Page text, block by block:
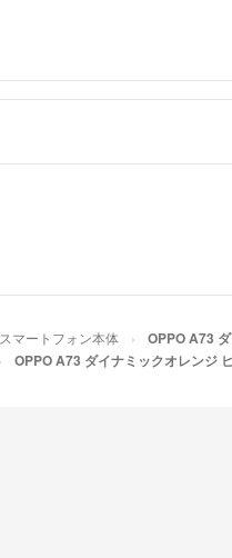
スマートフォン本体 OPPO A73
OPPO A73 ダイナミックオレンジ